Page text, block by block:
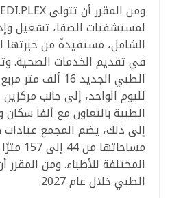
لمستشفيات الصفا، تشغيل
الشامل، مستفيدةً من
في تقديم الخدمات الصحية.
الطبي الجديد 16
لليوم الواحد، إلى جانب
الطبية بالتعاون مع ألفا سكان
إلى ذلك، يضم المجمع عيادات
المختلفة للأطباء. ومن
الطبي خلال عام 2027.